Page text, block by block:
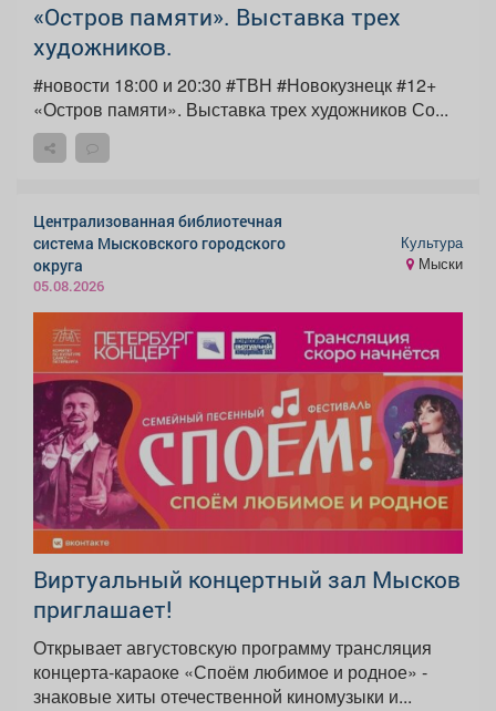
«Остров памяти». Выставка трех
художников.
#новости 18:00 и 20:30 #ТВН #Новокузнецк #12+
«Остров памяти». Выставка трех художников Со...
Централизованная библиотечная
система Мысковского городского
округа
05.08.2026
Культура
Мыски
Виртуальный концертный зал Мысков
приглашает!
Открывает августовскую программу трансляция
концерта-караоке «Споём любимое и родное» -
знаковые хиты отечественной киномузыки и...